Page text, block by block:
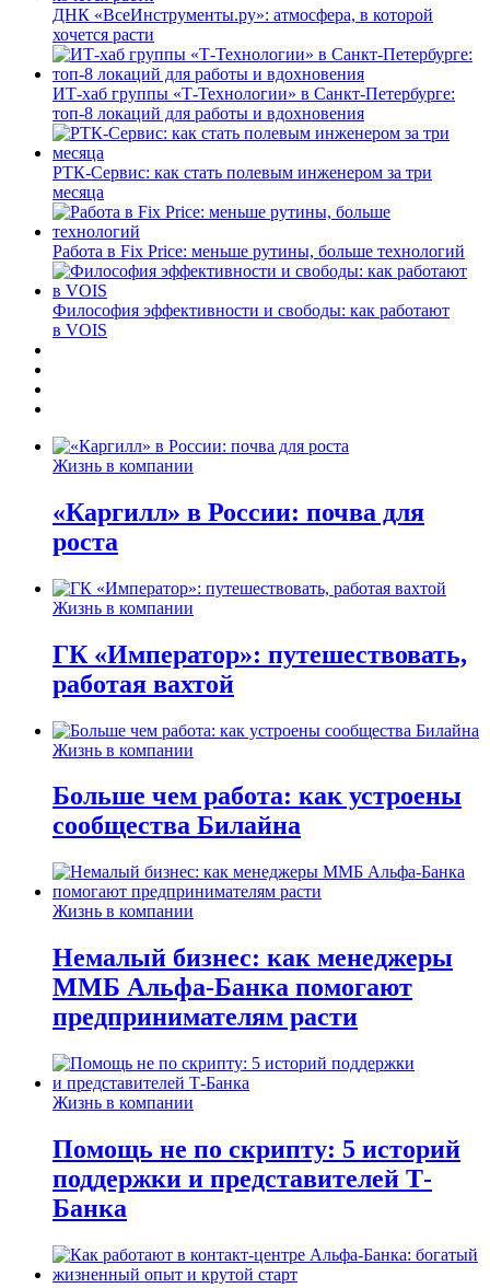
ДНК «ВсеИнструменты.ру»: атмосфера, в которой
хочется расти
ИТ-хаб группы «Т-Технологии» в Санкт-Петербурге:
топ-8 локаций для работы и вдохновения
РТК-Сервис: как стать полевым инженером за три
месяца
Работа в Fix Price: меньше рутины, больше технологий
Философия эффективности и свободы: как работают
в VOIS
Жизнь в компании
«Каргилл» в России: почва для
роста
Жизнь в компании
ГК «Император»: путешествовать,
работая вахтой
Жизнь в компании
Больше чем работа: как устроены
сообщества Билайна
Жизнь в компании
Немалый бизнес: как менеджеры
ММБ Альфа-Банка помогают
предпринимателям расти
Жизнь в компании
Помощь не по скрипту: 5 историй
поддержки и представителей Т-
Банка